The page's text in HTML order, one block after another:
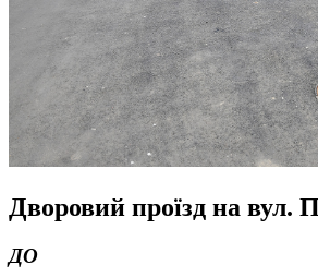
Дворовий проїзд на вул.
ДО